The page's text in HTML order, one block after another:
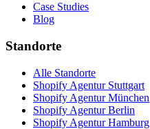
Case Studies
Blog
Standorte
Alle Standorte
Shopify Agentur Stuttgart
Shopify Agentur München
Shopify Agentur Berlin
Shopify Agentur Hamburg